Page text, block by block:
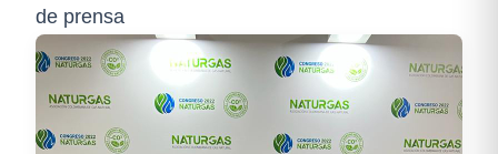
de prensa